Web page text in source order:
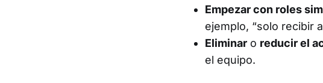
Empezar con roles
ejemplo, “solo recibir
Eliminar o reducir el
el equipo.